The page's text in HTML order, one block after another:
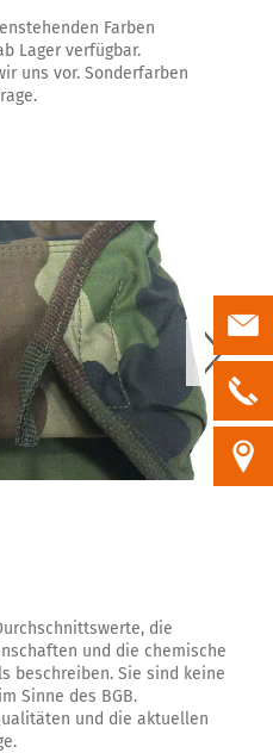
Farben
Lager verfügbar.
uns vor. Sonderfarben
die
und die chemische
beschreiben. Sie sind keine
Sinne des BGB.
und die aktuellen